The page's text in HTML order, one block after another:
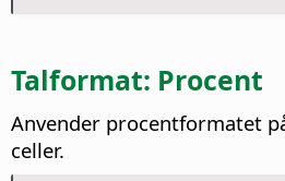
Talformat: Procent
Anvender procentformatet
celler.